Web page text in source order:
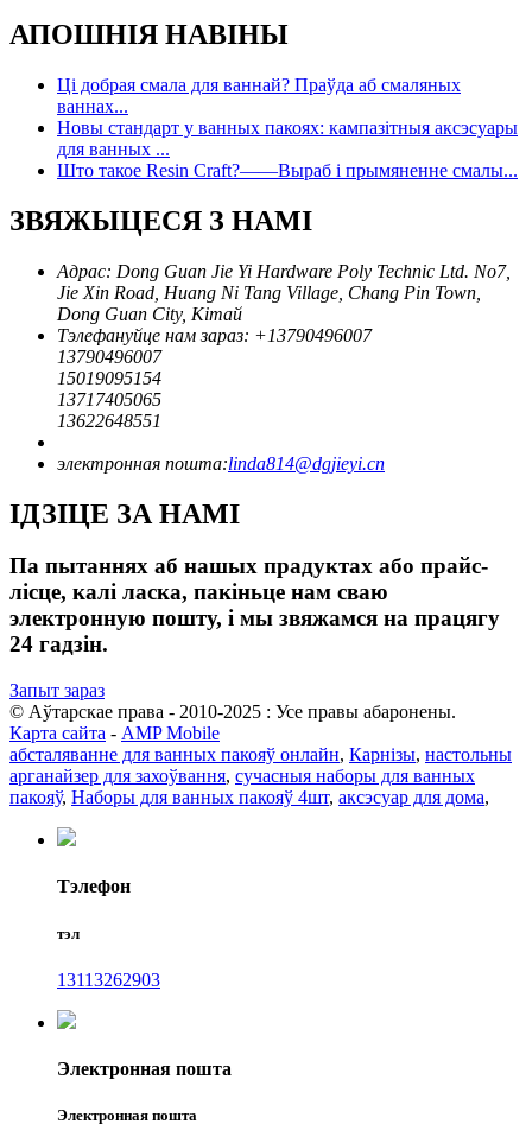
АПОШНІЯ НАВІНЫ
Ці добрая смала для ваннай? Праўда аб смаляных
ваннах...
Новы стандарт у ванных пакоях: кампазітныя аксэсуары
для ванных ...
Што такое Resin Craft?——Выраб і прымяненне смалы...
ЗВЯЖЫЦЕСЯ З НАМІ
Адрас: Dong Guan Jie Yi Hardware Poly Technic Ltd. No7,
Jie Xin Road, Huang Ni Tang Village, Chang Pin Town,
Dong Guan City, Кітай
Тэлефануйце нам зараз: +13790496007
13790496007
15019095154
13717405065
13622648551
электронная пошта:linda814@dgjieyi.cn
ІДЗІЦЕ ЗА НАМІ
Па пытаннях аб нашых прадуктах або прайс-
лісце, калі ласка, пакіньце нам сваю
электронную пошту, і мы звяжамся на працягу
24 гадзін.
Запыт зараз
© Аўтарскае права - 2010-2025 : Усе правы абаронены.
Карта сайта - AMP Mobile
абсталяванне для ванных пакояў онлайн, Карнізы, настольны
арганайзер для захоўвання, сучасныя наборы для ванных
пакояў, Наборы для ванных пакояў 4шт, аксэсуар для дома,
Тэлефон
тэл
13113262903
Электронная пошта
Электронная пошта